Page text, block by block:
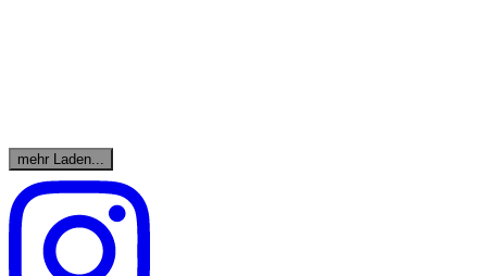
mehr Laden...